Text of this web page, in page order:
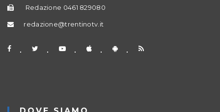
Redazione 0461 829080
redazione@trentinotv.it